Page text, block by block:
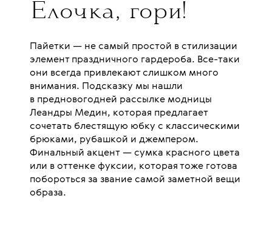
Елочка, гори!
Пайетки — не самый простой в стилизации
элемент праздничного гардероба. Все-таки
они всегда привлекают слишком много
внимания. Подсказку мы нашли
в предновогодней рассылке модницы
Леандры Медин, которая предлагает
сочетать блестящую юбку с классическими
брюками, рубашкой и джемпером.
Финальный акцент — сумка красного цвета
или в оттенке фуксии, которая тоже готова
побороться за звание самой заметной вещи
образа.